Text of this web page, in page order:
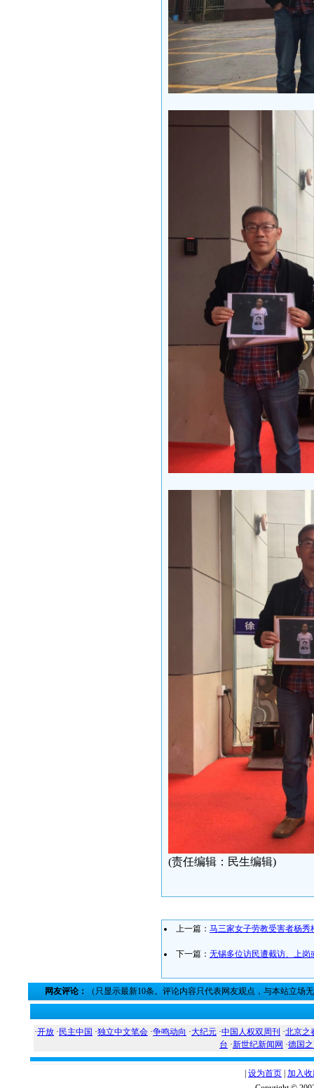
(责任编辑：民生编辑)
上一篇： 马三家女子劳教受害者杨秀
下一篇： 无锡多位访民遭截访、上岗
网友评论： （只显示最新10条。评论内容只代表网友观点，与本站立场
·开放 · 民主中国 ·独立中文笔会 ·争鸣动向 ·大纪元 ·中国人权双周刊 ·北京之
台 ·新世纪新闻网 ·德国
设为首页 加入